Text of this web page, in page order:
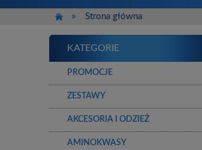
» Strona główna
KATEGORIE
PROMOCJE
ZESTAWY
AKCESORIA I ODZIEŻ
AMINOKWASY